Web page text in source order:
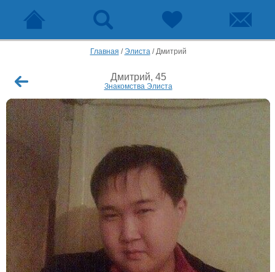
Главная /Элиста/Дмитрий
Дмитрий, 45
Знакомства Элиста